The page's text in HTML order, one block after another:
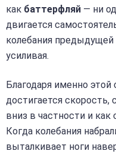
как баттерфляй — ни
двигается
колебания
усиливая.
Благодаря именно
достигается
вниз в частности и как
Когда колебания
выталкивает ноги